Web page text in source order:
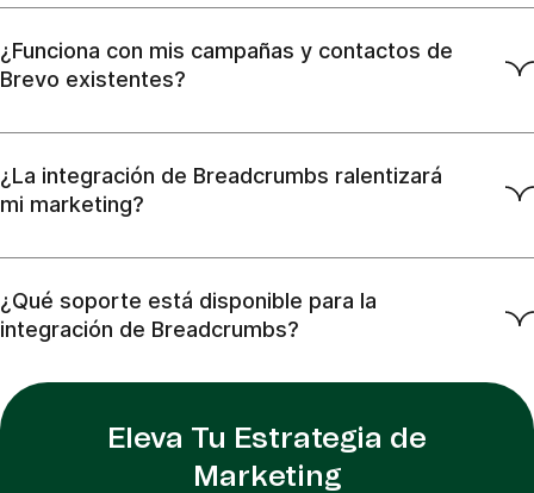
¿Funciona con mis campañas y contactos de
Brevo existentes?
¿La integración de Breadcrumbs ralentizará
mi marketing?
¿Qué soporte está disponible para la
integración de Breadcrumbs?
Eleva Tu Estrategia de
Marketing